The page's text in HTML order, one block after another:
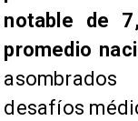
notable de
promedio
desafíos